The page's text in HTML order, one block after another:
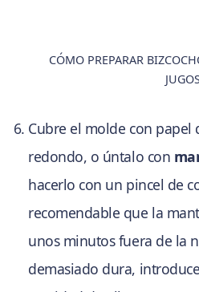
CÓMO PREPARAR
Cubre el molde con papel
redondo, o úntalo con
hacerlo con un pincel de
recomendable que la
unos minutos fuera de la
demasiado dura,